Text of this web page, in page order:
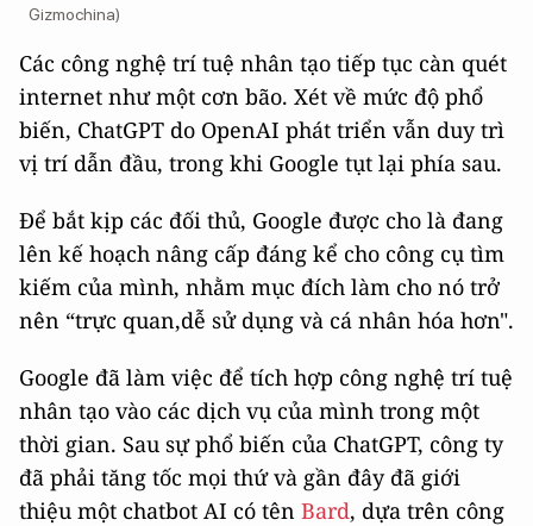
Gizmochina)
Các công nghệ trí tuệ nhân tạo tiếp tục càn quét
internet như một cơn bão. Xét về mức độ phổ
biến, ChatGPT do OpenAI phát triển vẫn duy trì
vị trí dẫn đầu, trong khi Google tụt lại phía sau.
Để bắt kịp các đối thủ, Google được cho là đang
lên kế hoạch nâng cấp đáng kể cho công cụ tìm
kiếm của mình, nhằm mục đích làm cho nó trở
nên “trực quan,dễ sử dụng và cá nhân hóa hơn".
Google đã làm việc để tích hợp công nghệ trí tuệ
nhân tạo vào các dịch vụ của mình trong một
thời gian. Sau sự phổ biến của ChatGPT, công ty
đã phải tăng tốc mọi thứ và gần đây đã giới
thiệu một chatbot AI có tên Bard, dựa trên công